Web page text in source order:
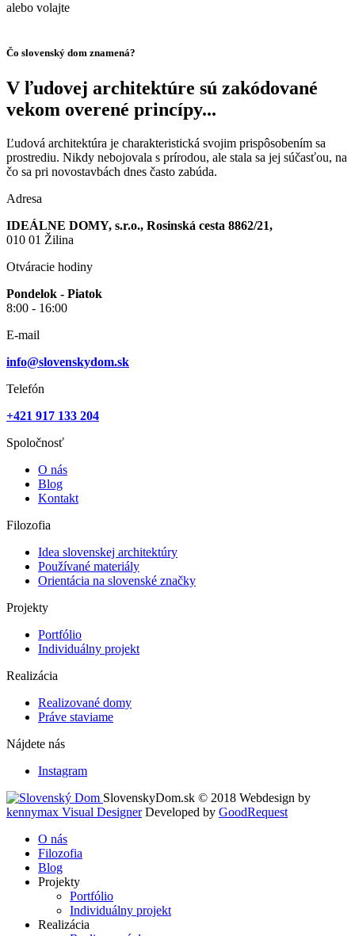
alebo volajte
Čo slovenský dom znamená?
V ľudovej architektúre sú zakódované
vekom overené princípy...
Ľudová architektúra je charakteristická svojim prispôsobením sa
prostrediu. Nikdy nebojovala s prírodou, ale stala sa jej súčasťou, na
čo sa pri novostavbách dnes často zabúda.
Adresa
IDEÁLNE DOMY, s.r.o., Rosinská cesta 8862/21,
010 01 Žilina
Otváracie hodiny
Pondelok - Piatok
8:00 - 16:00
E-mail
info@slovenskydom.sk
Telefón
+421 917 133 204
Spoločnosť
O nás
Blog
Kontakt
Filozofia
Idea slovenskej architektúry
Používané materiály
Orientácia na slovenské značky
Projekty
Portfólio
Individuálny projekt
Realizácia
Realizované domy
Práve staviame
Nájdete nás
Instagram
SlovenskyDom.sk © 2018 Webdesign by
kennymax Visual Designer Developed by GoodRequest
O nás
Filozofia
Blog
Projekty
Portfólio
Individuálny projekt
Realizácia